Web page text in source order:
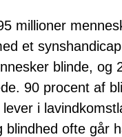
millioner
et
blinde, og
90 procent af
i
blindhed ofte går